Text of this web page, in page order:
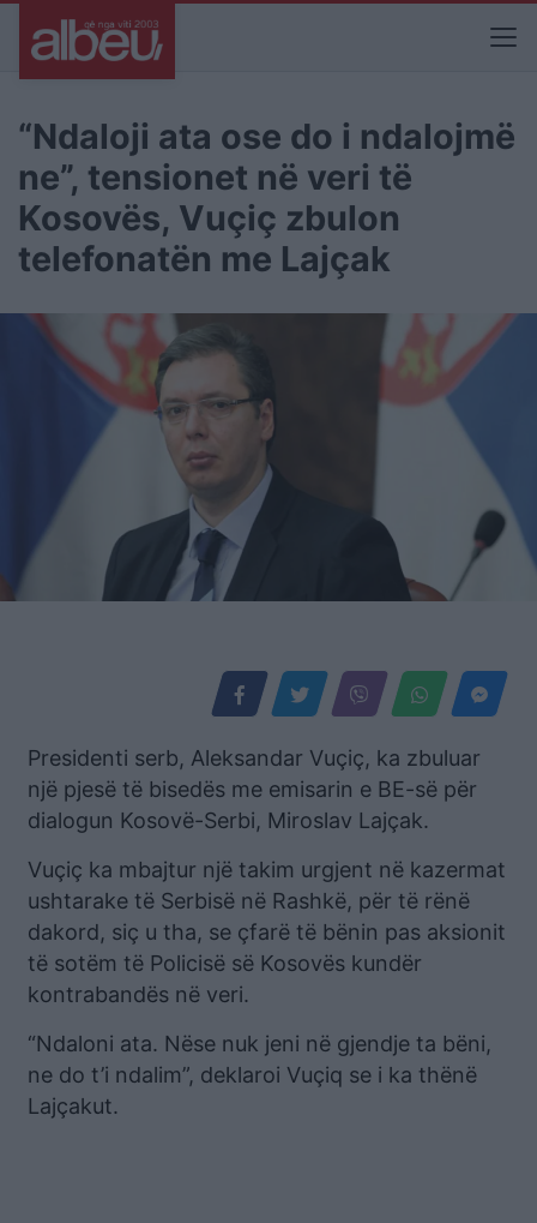
“Ndaloji ata ose do i ndalojmë
ne”, tensionet në veri të
Kosovës, Vuçiç zbulon
telefonatën me Lajçak
Presidenti serb, Aleksandar Vuçiç, ka zbuluar
një pjesë të bisedës me emisarin e BE-së për
dialogun Kosovë-Serbi, Miroslav Lajçak.
Vuçiç ka mbajtur një takim urgjent në kazermat
ushtarake të Serbisë në Rashkë, për të rënë
dakord, siç u tha, se çfarë të bënin pas aksionit
të sotëm të Policisë së Kosovës kundër
kontrabandës në veri.
“Ndaloni ata. Nëse nuk jeni në gjendje ta bëni,
ne do t’i ndalim”, deklaroi Vuçiq se i ka thënë
Lajçakut.